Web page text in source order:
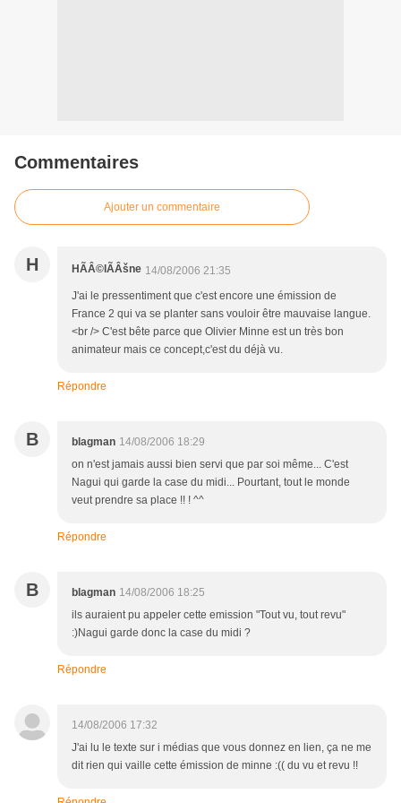
Commentaires
Ajouter un commentaire
H HÃÂ©lÃÂšne 14/08/2006 21:35
J'ai le pressentiment que c'est encore une émission de
France 2 qui va se planter sans vouloir être mauvaise langue.
<br /> C'est bête parce que Olivier Minne est un très bon
animateur mais ce concept,c'est du déjà vu.
Répondre
B blagman 14/08/2006 18:29
on n'est jamais aussi bien servi que par soi même... C'est
Nagui qui garde la case du midi... Pourtant, tout le monde
veut prendre sa place !! ! ^^
Répondre
B blagman 14/08/2006 18:25
ils auraient pu appeler cette emission "Tout vu, tout revu"
:)Nagui garde donc la case du midi ?
Répondre
14/08/2006 17:32
J'ai lu le texte sur i médias que vous donnez en lien, ça ne me
dit rien qui vaille cette émission de minne :(( du vu et revu !!